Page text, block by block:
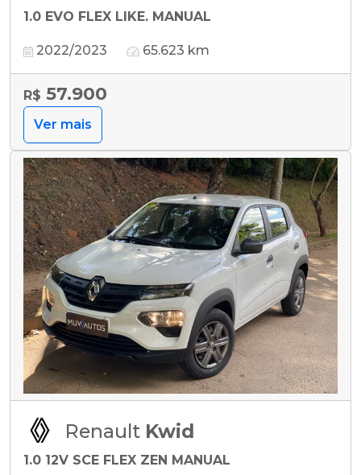
1.0 EVO FLEX LIKE. MANUAL
2022/2023 65.623 km
R$ 57.900
Ver mais
Renault Kwid
1.0 12V SCE FLEX ZEN MANUAL